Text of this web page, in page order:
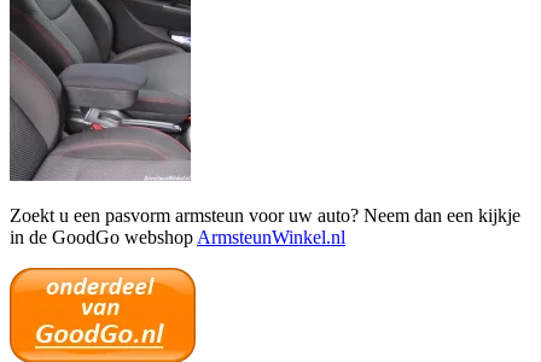
Zoekt u een pasvorm armsteun voor uw auto? Neem dan een kijkje
in de GoodGo webshop ArmsteunWinkel.nl